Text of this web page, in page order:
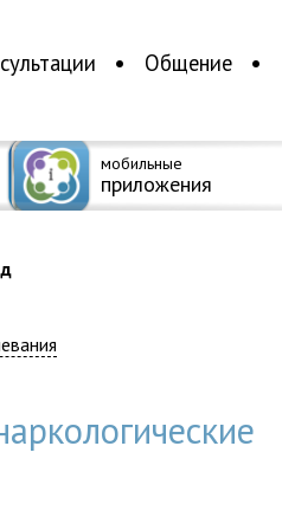
Общение
мобильные
приложения